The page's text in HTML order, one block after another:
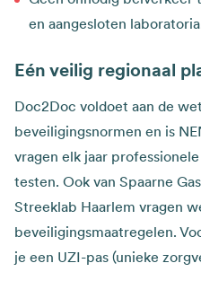
en aangesloten
Eén veilig regionaal
Doc2Doc voldoet aan de
beveiligingsnormen en is
vragen elk jaar
testen. Ook van Spaarne
Streeklab Haarlem vragen
beveiligingsmaatregelen.
je een UZI-pas (unieke